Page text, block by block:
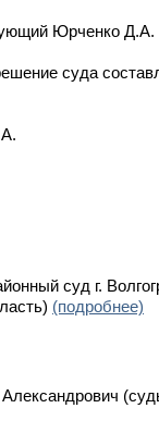
Юрченко Д.А.
суда
суд г.
(подробнее)